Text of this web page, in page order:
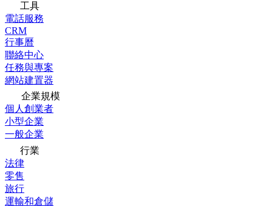
工具
電話服務
CRM
行事曆
聯絡中心
任務與專案
網站建置器
企業規模
個人創業者
小型企業
一般企業
行業
法律
零售
旅行
運輸和倉儲